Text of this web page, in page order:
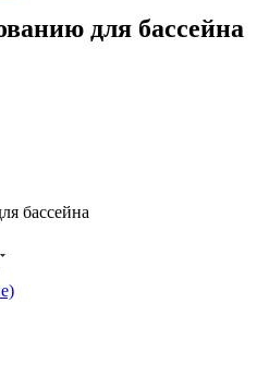
для бассейна
бассейна